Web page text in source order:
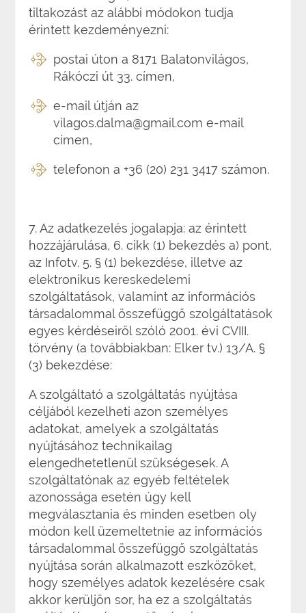
tiltakozást az alábbi módokon tudja
érintett kezdeményezni:
postai úton a 8171 Balatonvilágos,
Rákóczi út 33. címen,
e-mail útján az
vilagos.dalma@gmail.com e-mail
címen,
telefonon a +36 (20) 231 3417 számon.
7. Az adatkezelés jogalapja: az érintett
hozzájárulása, 6. cikk (1) bekezdés a) pont,
az Infotv. 5. § (1) bekezdése, illetve az
elektronikus kereskedelemi
szolgáltatások, valamint az információs
társadalommal összefüggő szolgáltatások
egyes kérdéseiről szóló 2001. évi CVIII.
törvény (a továbbiakban: Elker tv.) 13/A. §
(3) bekezdése:
A szolgáltató a szolgáltatás nyújtása
céljából kezelheti azon személyes
adatokat, amelyek a szolgáltatás
nyújtásához technikailag
elengedhetetlenül szükségesek. A
szolgáltatónak az egyéb feltételek
azonossága esetén úgy kell
megválasztania és minden esetben oly
módon kell üzemeltetnie az információs
társadalommal összefüggő szolgáltatás
nyújtása során alkalmazott eszközöket,
hogy személyes adatok kezelésére csak
akkor kerüljön sor, ha ez a szolgáltatás